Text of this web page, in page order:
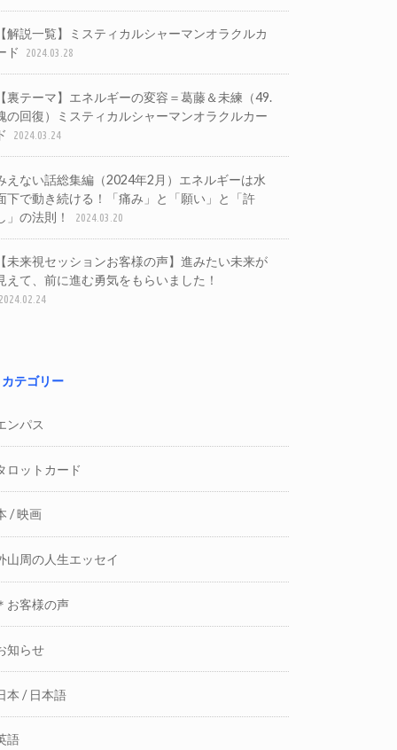
解説一覧】ミスティカルシャーマンオラクルカ
ド
2024.03.28
裏テーマ】エネルギーの変容＝葛藤＆未練（49.
の回復）ミスティカルシャーマンオラクルカー
2024.03.24
えない話総集編（2024年2月）エネルギーは水
下で動き続ける！「痛み」と「願い」と「許
」の法則！
2024.03.20
未来視セッションお客様の声】進みたい未来が
えて、前に進む勇気をもらいました！
カテゴリー
ンパス
ロットカード
/ 映画
山周の人生エッセイ
お客様の声
知らせ
本 / 日本語
語